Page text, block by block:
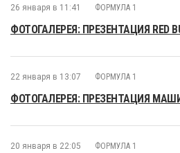
26 января в 11:41 ФОРМУЛА 1
ФОТОГАЛЕРЕЯ: ПРЕЗЕНТАЦИЯ RED
22 января в 13:07 ФОРМУЛА 1
ФОТОГАЛЕРЕЯ: ПРЕЗЕНТАЦИЯ
20 января в 22:05 ФОРМУЛА 1